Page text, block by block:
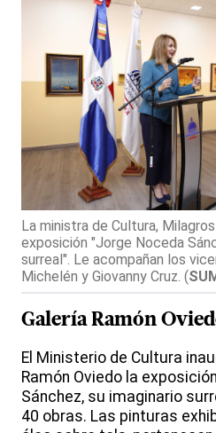
La ministra de Cultura,
exposición "Jorge Noceda
surreal". Le acompañan los
Michelén y Giovanny Cruz. (
Galería Ramón
El Ministerio de Cultura
Ramón Oviedo la
Sánchez, su imaginario
40 obras. Las pinturas